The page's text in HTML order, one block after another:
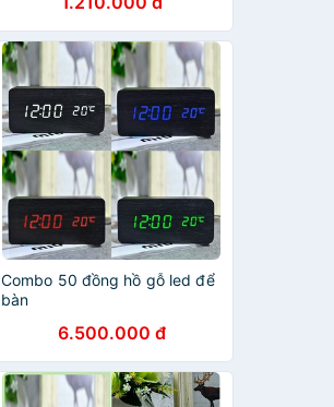
Combo 50 đồng hồ gỗ led để
bàn
6.500.000 đ